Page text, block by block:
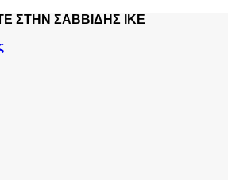
ΣΤΗΝ ΣΑΒΒΙΔΗΣ ΙΚΕ